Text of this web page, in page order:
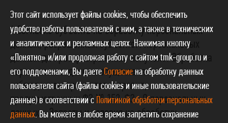
* Согласие субъекта на обработку персональных
данных, разрешенных субъектом персональных
данных для распространения, получено. Обработка
персональных данных осуществляется с
соблюдением принципов и правил,
предусмотренных ФЗ № 152-ФЗ «О персональных
данных». Запреты и условия на обработку
Этот сайт использует файлы cookies, чтобы обеспечить
удобство работы пользователей с ним, а также в технических
и аналитических и рекламных целях. Нажимая кнопку
«Понятно» и/или продолжая работу с сайтом tmk-group.ru и
его поддоменами, Вы даете Согласие на обработку данных
пользователя сайта (файлы cookies и иные пользовательские
данные) в соответствии с Политикой обработки персональных
данных. Вы можете в любое время запретить сохранение